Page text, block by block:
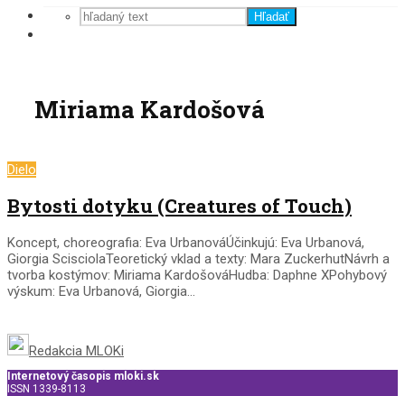
Hľadať
Miriama Kardošová
Dielo
Bytosti dotyku (Creatures of Touch)
Koncept, choreografia: Eva UrbanováÚčinkujú: Eva Urbanová,
Giorgia ScisciolaTeoretický vklad a texty: Mara ZuckerhutNávrh a
tvorba kostýmov: Miriama KardošováHudba: Daphne XPohybový
výskum: Eva Urbanová, Giorgia...
Redakcia MLOKi
Internetový časopis mloki.sk
ISSN 1339-8113